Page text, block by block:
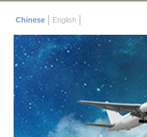
Chinese English